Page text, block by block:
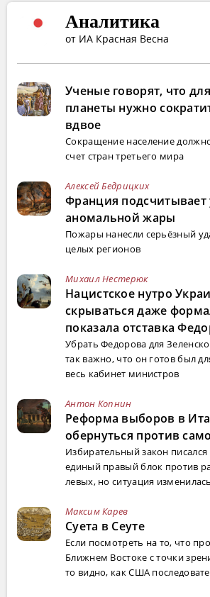
Аналитика
от ИА Красная Весна
Ученые говорят, что
планеты нужно
вдвое
Сокращение население
счет стран третьего мира
Алексей Бедрицких
Франция подсчитывает
аномальной жары
Пожары нанесли серьёзный
целых регионов
Михаил Нестерюк
Нацистское нутро
скрываться даже
показала отставка
Убрать Федорова для
так важно, что он готов был
весь кабинет министров
Антон Копнин
Реформа выборов в
обернуться против
Избирательный закон писался
единый правый блок против
левых, но ситуация изменилась
Максим Карев
Суета в Сеуте
Если посмотреть на то, что
Ближнем Востоке с точки
то видно, как США